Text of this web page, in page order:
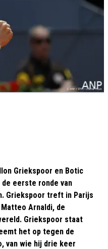
Griekspoor en Botic
de eerste ronde van
Griekspoor treft in Parijs
Arnaldi, de
Griekspoor staat
het op tegen de
van wie hij drie keer